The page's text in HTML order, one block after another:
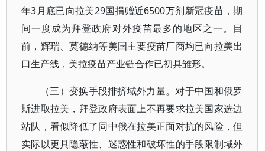
年3月底已向拉美29国捐赠近6500万剂新冠疫苗，期
间一度成为拜登政府对外疫苗最多的地区之一。目
前，辉瑞、莫德纳等美国主要疫苗厂商均已向拉美出
口生产线，美拉疫苗产业链合作已初具雏形。
（三）变换手段排挤域外力量。对于中国和俄罗
斯进取拉美，拜登政府表面上不再要求拉美国家选边
站队，看似降低了同中俄在拉美正面对抗的风险，但
实际以更具隐蔽性、迷惑性和破坏性的手段限制域外